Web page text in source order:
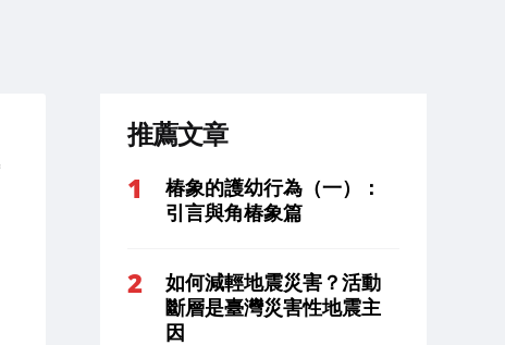
推薦文章
椿象的護幼行為（一）：
引言與角椿象篇
如何減輕地震災害？活動
斷層是臺灣災害性地震主
因